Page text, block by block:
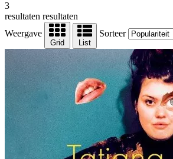
3
resultaten resultaten
Weergave
Grid List
Sorteer